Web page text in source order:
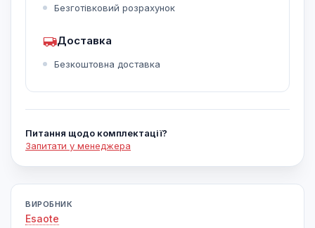
Безготівковий розрахунок
Доставка
Безкоштовна доставка
Питання щодо комплектації?
Запитати у менеджера
ВИРОБНИК
Esaote